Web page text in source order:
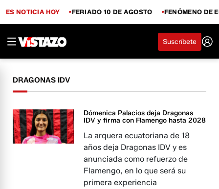
ES NOTICIA HOY FERIADO 10 DE AGOSTO FENÓMENO DE
Suscríbete
DRAGONAS IDV
Dómenica Palacios deja Dragonas
IDV y firma con Flamengo hasta 2028
La arquera ecuatoriana de 18
años deja Dragonas IDV y es
anunciada como refuerzo de
Flamengo, en lo que será su
primera experiencia